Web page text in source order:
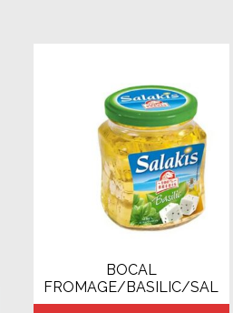
BOCAL
FROMAGE/BASILIC/SAL